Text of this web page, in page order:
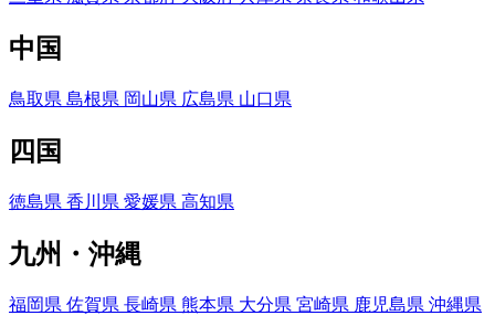
中国
鳥取県 島根県 岡山県 広島県 山口県
四国
徳島県 香川県 愛媛県 高知県
九州・沖縄
福岡県 佐賀県 長崎県 熊本県 大分県 宮崎県 鹿児島県 沖縄県